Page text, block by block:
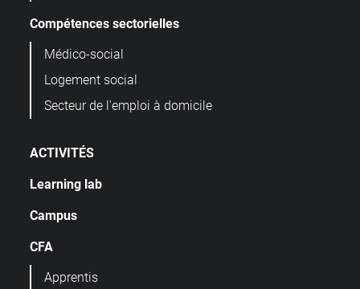
Compétences sectorielles
Médico-social
Logement social
Secteur de l'emploi à domicile
ACTIVITÉS
Learning lab
Campus
CFA
Apprentis